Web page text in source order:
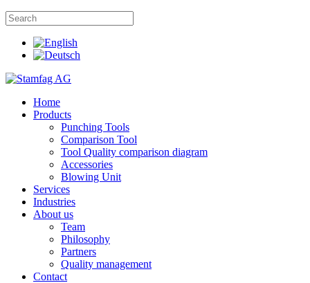
Home
Products
Punching Tools
Comparison Tool
Tool Quality comparison diagram
Accessories
Blowing Unit
Services
Industries
About us
Team
Philosophy
Partners
Quality management
Contact